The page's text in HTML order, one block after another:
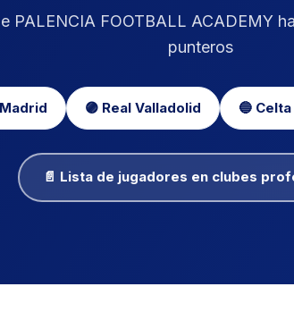
PALENCIA FOOTBALL ACADEMY
punteros
🟣 Real Valladolid 🔵
📄 Lista de jugadores en clubes